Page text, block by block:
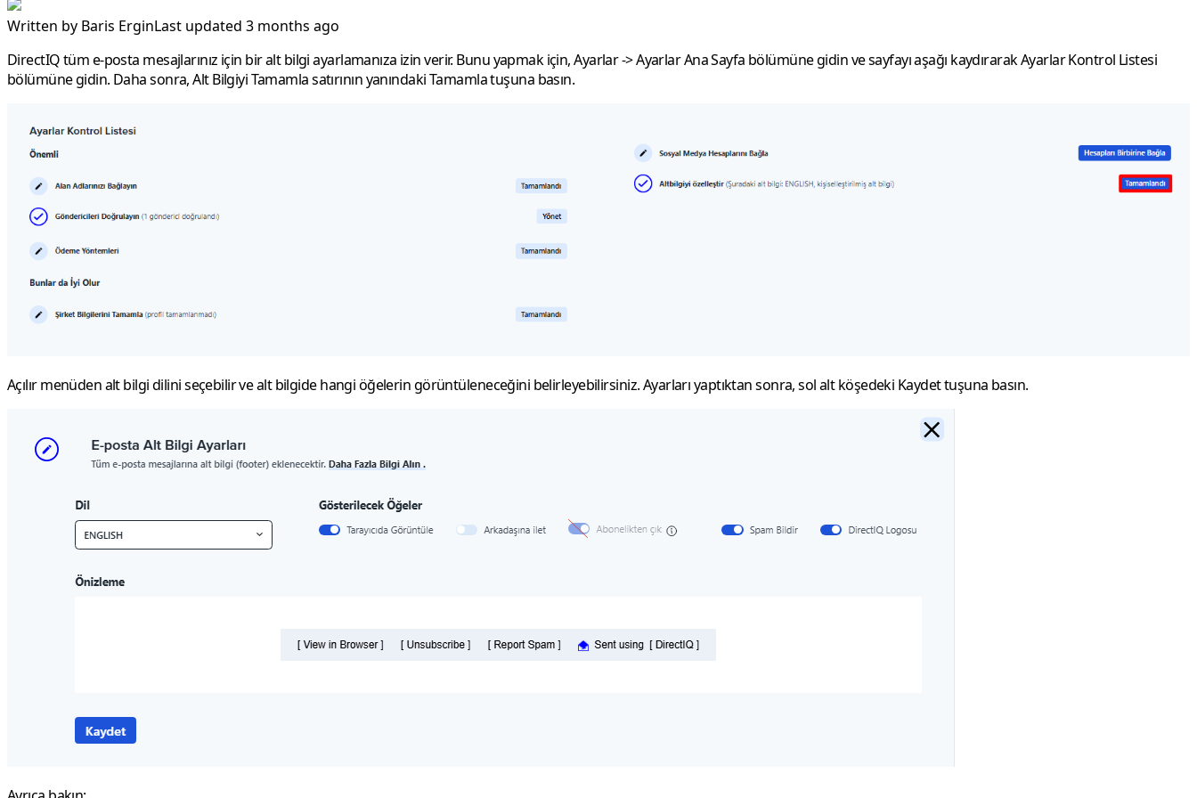
Written by Baris ErginLast updated 3 months ago
DirectIQ tüm e-posta mesajlarınız için bir alt bilgi ayarlamanıza izin verir. Bunu yapmak için,Ayarlar->Ayarlar Ana Sayfa bölümüne gidin ve sayfayı aşağı kaydırarakAyarlar Kontrol Listesi
bölümüne gidin. Daha sonra, Alt Bilgiyi Tamamla satırının yanındakiTamamlatuşuna basın.
Açılır menüden alt bilgi dilini seçebilir ve alt bilgide hangi öğelerin görüntüleneceğini belirleyebilirsiniz. Ayarları yaptıktan sonra, sol alt köşedeki Kaydettuşuna basın.